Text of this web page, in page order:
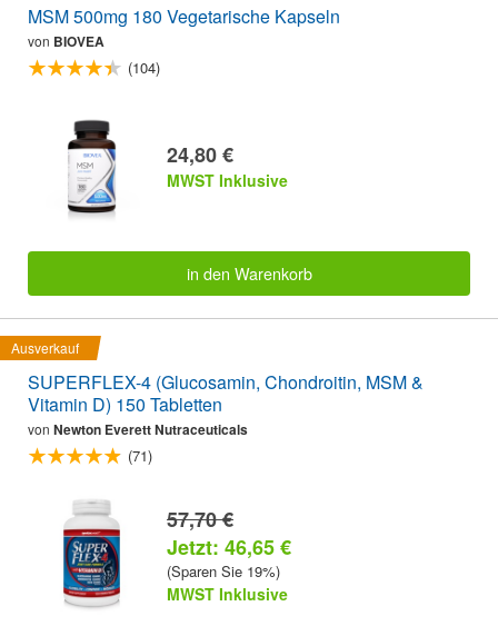
MSM 500mg 180 Vegetarische Kapseln
von BIOVEA
(104)
24,80 €
MWST Inklusive
in den Warenkorb
Ausverkauf
SUPERFLEX-4 (Glucosamin, Chondroitin, MSM &
Vitamin D) 150 Tabletten
von Newton Everett Nutraceuticals
(71)
57,70 €
Jetzt: 46,65 €
(Sparen Sie 19%)
MWST Inklusive